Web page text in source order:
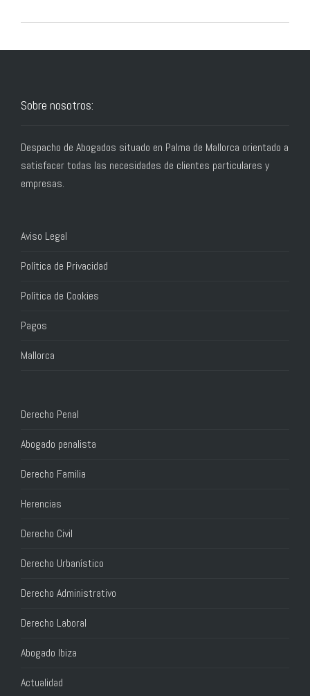
Sobre nosotros:
Despacho de Abogados situado en Palma de Mallorca orientado a
satisfacer todas las necesidades de clientes particulares y
empresas.
Aviso Legal
Política de Privacidad
Política de Cookies
Pagos
Mallorca
Derecho Penal
Abogado penalista
Derecho Familia
Herencias
Derecho Civil
Derecho Urbanístico
Derecho Administrativo
Derecho Laboral
Abogado Ibiza
Actualidad